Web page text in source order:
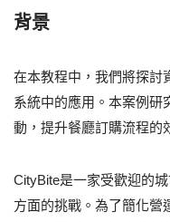
背景
在本教程中，我們將探討
系統中的應用。本案例研
動，提升餐廳訂購流程的
CityBite是一家受歡迎的
方面的挑戰。為了簡化營